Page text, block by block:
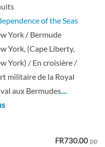
Quad
of the Seas
York / Bermude
York, (Cape Liberty,
York) / En croisière /
militaire de la Royal
aux Bermudes…
FR730.00 pp